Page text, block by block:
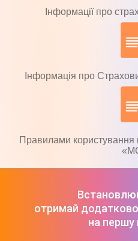
Інформації про
Інформація про
Правилами користування
отримай
на першу